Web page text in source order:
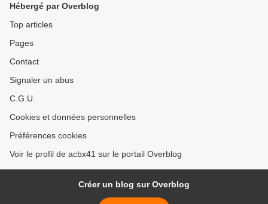
Hébergé par Overblog
Top articles
Pages
Contact
Signaler un abus
C.G.U.
Cookies et données personnelles
Préférences cookies
Voir le profil de acbx41 sur le portail Overblog
Créer un blog sur Overblog